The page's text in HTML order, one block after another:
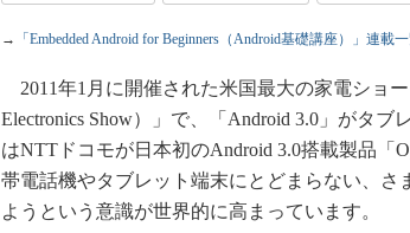
→ 「Embedded Android for Beginners（Android基礎講座）」連載
2011年1月に開催された米国最大の家電ショー
Electronics Show）」で、「Android 3.0」がタ
はNTTドコモが日本初のAndroid 3.0搭載製品「
帯電話機やタブレット端末にとどまらない、さ
ようという意識が世界的に高まっています。